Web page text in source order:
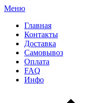
Меню
Главная
Контакты
Доставка
Самовывоз
Оплата
FAQ
Инфо